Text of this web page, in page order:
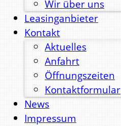
Wir über uns
Leasinganbieter
Kontakt
Aktuelles
Anfahrt
Öffnungszeiten
Kontaktformular
News
Impressum